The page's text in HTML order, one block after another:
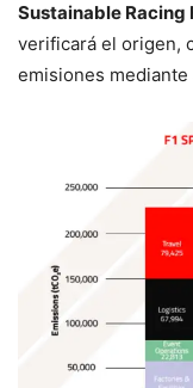
Sustainable Racing
verificará el origen,
emisiones